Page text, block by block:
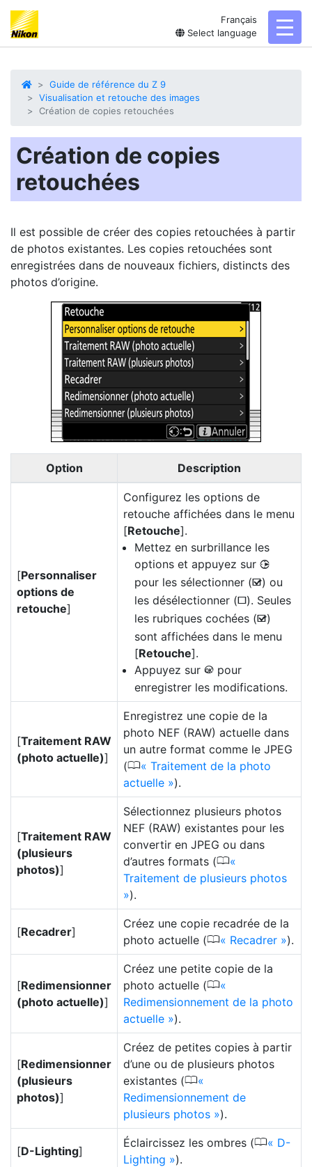
Français
Select language
Guide de référence du Z 9
Visualisation et retouche des images
Création de copies retouchées
Création de copies
retouchées
Il est possible de créer des copies retouchées à partir
de photos existantes. Les copies retouchées sont
enregistrées dans de nouveaux fichiers, distincts des
photos d’origine.
Option Description
[Personnaliser
options de
retouche]
Configurez les options de
retouche affichées dans le menu
[Retouche].
Mettez en surbrillance les
options et appuyez sur 2
pour les sélectionner (M) ou
les désélectionner (U). Seules
les rubriques cochées (M)
sont affichées dans le menu
[Retouche].
Appuyez sur J pour
enregistrer les modifications.
[Traitement RAW
(photo actuelle)]
Enregistrez une copie de la
photo NEF (RAW) actuelle dans
un autre format comme le JPEG
(0
Traitement de la photo
actuelle
).
[Traitement RAW
(plusieurs
photos)]
Sélectionnez plusieurs photos
NEF (RAW) existantes pour les
convertir en JPEG ou dans
d’autres formats (0
Traitement de plusieurs photos
).
[Recadrer]
Créez une copie recadrée de la
photo actuelle (0 Recadrer ).
[Redimensionner
(photo actuelle)]
Créez une petite copie de la
photo actuelle (0
Redimensionnement de la photo
actuelle
).
[Redimensionner
(plusieurs
photos)]
Créez de petites copies à partir
d’une ou de plusieurs photos
existantes (0
Redimensionnement de
plusieurs photos
).
[D-Lighting]
Éclaircissez les ombres (0
D-
Lighting
).